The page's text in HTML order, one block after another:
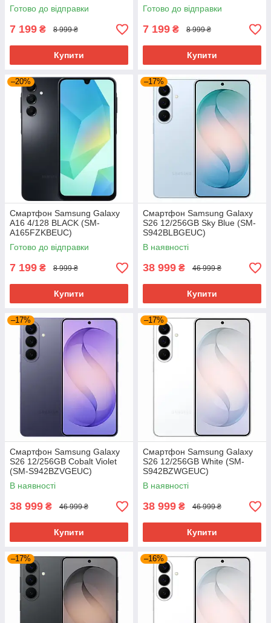
Готово до відправки
7 199 ₴ 8 999 ₴
Купити
Готово до відправки
7 199 ₴ 8 999 ₴
Купити
–20%
Смартфон Samsung Galaxy
A16 4/128 BLACK (SM-
A165FZKBEUC)
Готово до відправки
7 199 ₴ 8 999 ₴
Купити
–17%
Смартфон Samsung Galaxy
S26 12/256GB Sky Blue (SM-
S942BLBGEUC)
В наявності
38 999 ₴ 46 999 ₴
Купити
–17%
Смартфон Samsung Galaxy
S26 12/256GB Cobalt Violet
(SM-S942BZVGEUC)
В наявності
38 999 ₴ 46 999 ₴
Купити
–17%
Смартфон Samsung Galaxy
S26 12/256GB White (SM-
S942BZWGEUC)
В наявності
38 999 ₴ 46 999 ₴
Купити
–17% –16%